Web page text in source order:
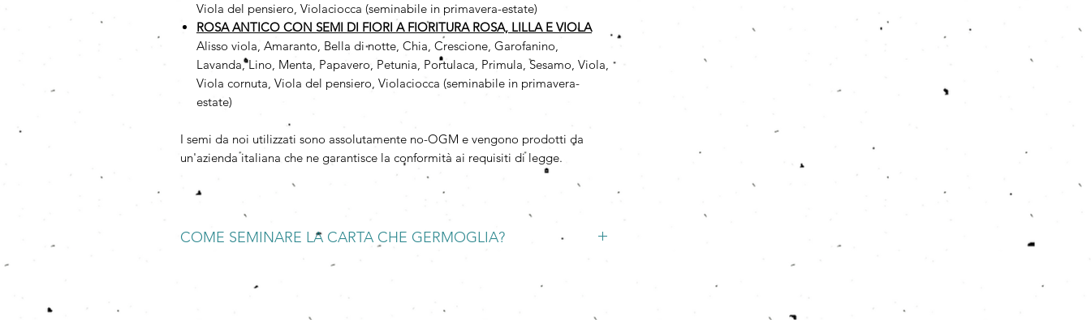
Viola del pensiero, Violaciocca (seminabile in primavera-estate)
ROSA ANTICO CON SEMI DI FIORI A FIORITURA ROSA, LILLA E VIOLA
Alisso viola, Amaranto, Bella di notte, Chia, Crescione, Garofanino,
Lavanda, Lino, Menta, Papavero, Petunia, Portulaca, Primula, Sesamo, Viola,
Viola cornuta, Viola del pensiero, Violaciocca (seminabile in primavera-
estate)
I semi da noi utilizzati sono assolutamente no-OGM e vengono prodotti da
un'azienda italiana che ne garantisce la conformità ai requisiti di legge.
COME SEMINARE LA CARTA CHE GERMOGLIA?
Mettete a bagno la Carta che Germoglia in una ciotola d'acqua per una notte, poi